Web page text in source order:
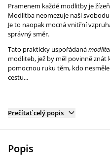
Pramenem každé modlitby je
Modlitba neomezuje naši
Je to naopak mocná vnitřní
správný směr.
Tato prakticky uspořádaná
modliteb, jež by měl povinně znát
pomocnou ruku těm, kdo
cestu...
Prečítať celý popis
Popis